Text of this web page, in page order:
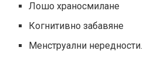
Лошо храносмилане
Когнитивно забавяне
Менструални нередности.